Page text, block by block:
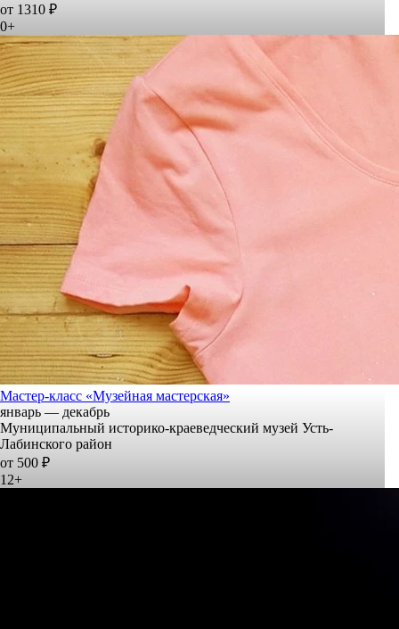
от 1310 ₽
0+
Мастер-класс «Музейная мастерская»
январь — декабрь
Муниципальный историко-краеведческий музей Усть-
Лабинского район
от 500 ₽
12+